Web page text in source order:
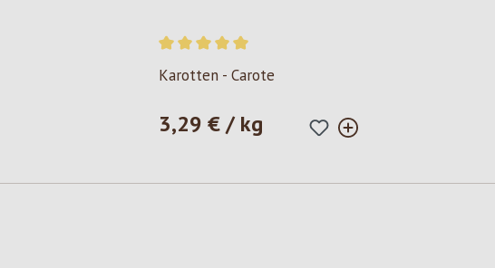
Valutazione media di 5 su 5 stelle
Karotten - Carote
Prezzo normale:
3,29 € / kg